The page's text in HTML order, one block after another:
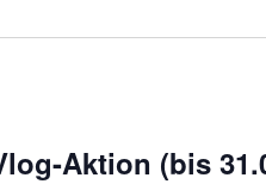
Aktion (bis